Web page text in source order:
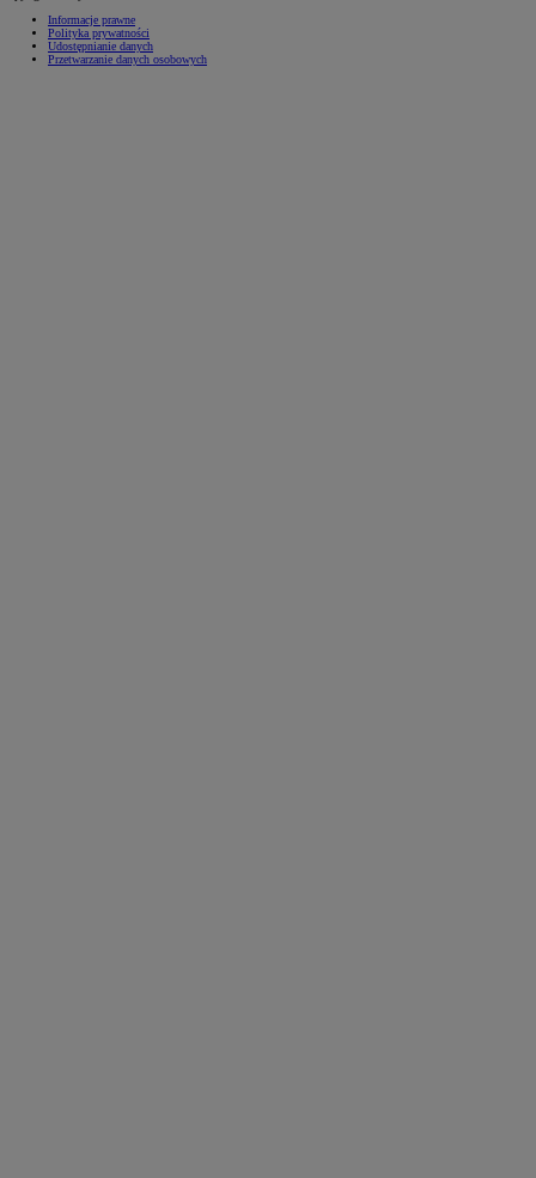
Informacje prawne
Polityka prywatności
Udostępnianie danych
Przetwarzanie danych osobowych